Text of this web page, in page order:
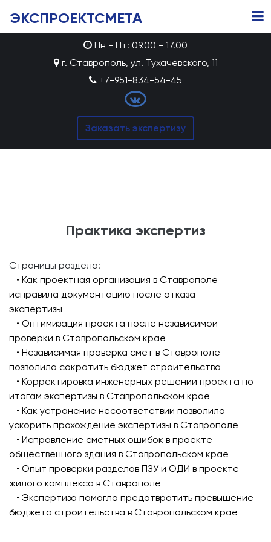
ЭКСПРОЕКТСМЕТА
Пн - Пт: 09.00 - 17.00
г. Ставрополь, ул. Тухачевского, 11
+7-951-834-54-45
Заказать экспертизу
Практика экспертиз
Страницы раздела:
• Как проектная организация в Ставрополе
исправила документацию после отказа
экспертизы
• Оптимизация проекта после независимой
проверки в Ставропольском крае
• Независимая проверка смет в Ставрополе
позволила сократить бюджет строительства
• Корректировка инженерных решений проекта по
итогам экспертизы в Ставропольском крае
• Как устранение несоответствий позволило
ускорить прохождение экспертизы в Ставрополе
• Исправление сметных ошибок в проекте
общественного здания в Ставропольском крае
• Опыт проверки разделов ПЗУ и ОДИ в проекте
жилого комплекса в Ставрополе
• Экспертиза помогла предотвратить превышение
бюджета строительства в Ставропольском крае